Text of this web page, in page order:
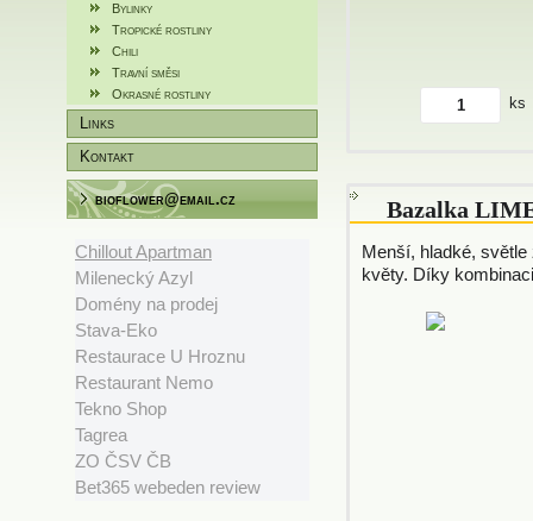
Bylinky
Tropické rostliny
Chili
Travní směsi
Okrasné rostliny
Links
Kontakt
bioflower@email.cz
Chillout Apartman
Milenecký Azyl
Domény na prodej
Stava-Eko
Restaurace U Hroznu
Restaurant Nemo
Tekno Shop
Tagrea
ZO ČSV ČB
Bet365 webeden review
ks
Bazalka
Menší, hladké, světle
květy. Díky